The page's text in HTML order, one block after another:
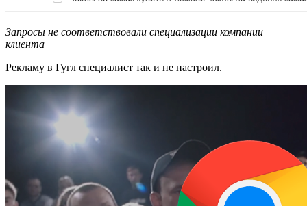
Запросы не соответствовали специализации компании
клиента
Рекламу в Гугл специалист так и не настроил.